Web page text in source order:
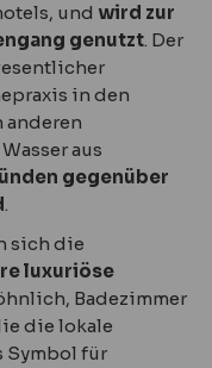
und wird zur
genutzt. Der
in den
anderen
aus
gegenüber
.
sich die
luxuriöse
Badezimmer
die lokale
Symbol für